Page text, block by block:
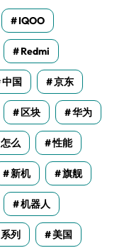
IQOO
Redmi
中国 京东
区块 华为
怎么 性能
新机 旗舰
机器人
系列 美国